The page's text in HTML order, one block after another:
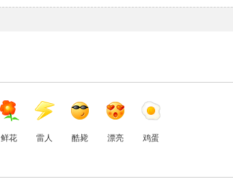
鲜花 雷人 酷毙 漂亮 鸡蛋